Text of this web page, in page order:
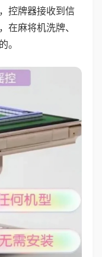
控牌器接收到信
在麻将机洗牌、
。